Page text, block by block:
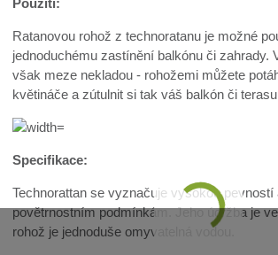
Ratanovou rohož z technoratanu je možné
jednoduchému zastínění balkónu či zahrady.
však meze nekladou - rohožemi můžete
květináče a zútulnit si tak váš balkón či
Specifikace:
Technorattan se vyznačuje vysokou pevností
povětrnostním podmínkám. Jeho údržba je
rohož je jednoduše omyvatelná vodou.